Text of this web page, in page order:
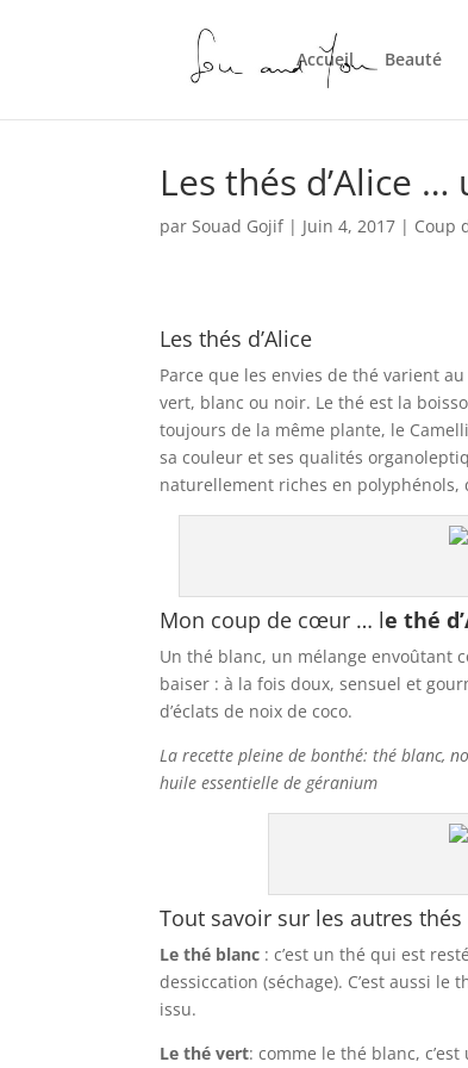
Accueil Beauté
Les thés d’Alice
parSouad Gojif| Juin 4, 2017 | Coup
Les thés d’Alice
Parce que les envies de thé varient
vert, blanc ou noir. Le thé est la
toujours de la même plante, le
sa couleur et ses qualités
naturellement riches en polyphénols,
Mon coup de cœur … le thé
Un thé blanc, un mélange envoûtant
baiser : à la fois doux, sensuel et
d’éclats de noix de coco.
La recette pleine de bonthé: thé blanc,
huile essentielle de géranium
Tout savoir sur les autres thés
Le thé blanc : c’est un thé qui est
dessiccation (séchage). C’est aussi
issu.
Le thé vert: comme le thé blanc,